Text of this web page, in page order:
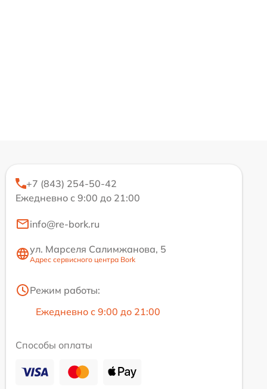
+7 (843) 254-50-42
Ежедневно с 9:00 до 21:00
info@re-bork.ru
ул. Марселя Салимжанова, 5
Адрес сервисного центра Bork
Режим работы:
Ежедневно с 9:00 до 21:00
Способы оплаты